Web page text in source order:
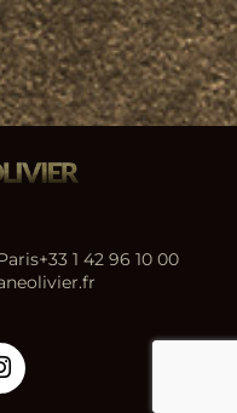
+33 1 42 96 10 00